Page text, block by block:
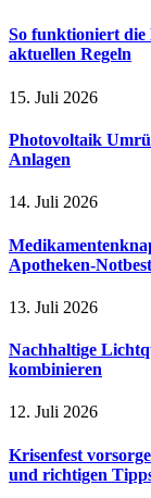
So funktioniert die
aktuellen Regeln
15. Juli 2026
Photovoltaik
Anlagen
14. Juli 2026
Apotheken-
13. Juli 2026
Nachhaltige
kombinieren
12. Juli 2026
Krisenfest
und richtigen